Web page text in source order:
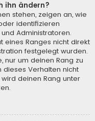
ihn ändern?
stehen, zeigen an, wie
identifizieren
Administratoren.
eines Ranges nicht direkt
festgelegt wurden.
nur um deinen Rang zu
Verhalten nicht
deinen Rang unter